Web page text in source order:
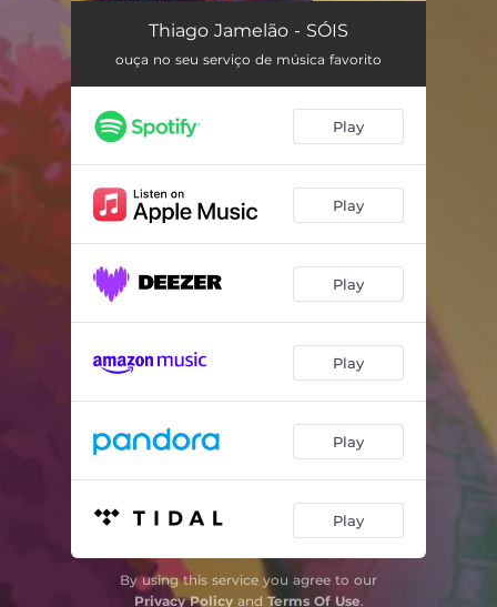
2000ealgumacoisa
Morada 04:13
Dialogo Sobre Vivencia 04:02
Sóis 03:26
Êlua 03:44
Thiago Jamelão - SÓIS
ouça no seu serviço de música favorito
Play
Play
Play
Play
Play
Play
By using this service you agree to our
Privacy Policyand Terms Of Use.